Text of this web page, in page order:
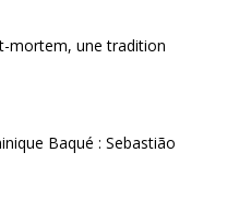
mortem, une tradition
Baqué : Sebastião